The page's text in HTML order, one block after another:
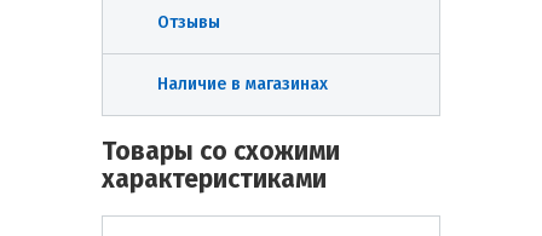
Отзывы
Наличие в магазинах
Товары со схожими
характеристиками